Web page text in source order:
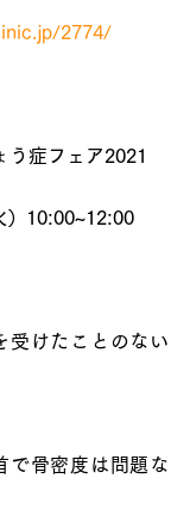
2774/
う症フェア2021
）10:00~12:00
受けたことのない
密度は問題な